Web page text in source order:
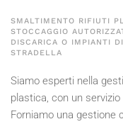
SMALTIMENTO RIFIUTI
STOCCAGGIO
DISCARICA O IMPIANTI
STRADELLA
Siamo esperti nella
plastica, con un
Forniamo una gestione